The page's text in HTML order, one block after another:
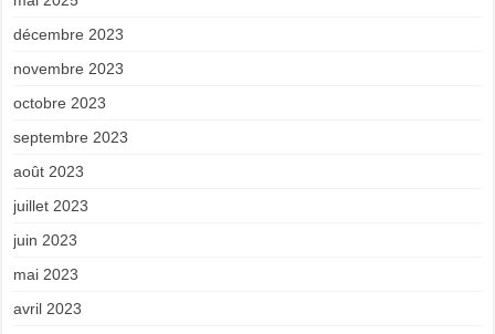
décembre 2023
novembre 2023
octobre 2023
septembre 2023
août 2023
juillet 2023
juin 2023
mai 2023
avril 2023